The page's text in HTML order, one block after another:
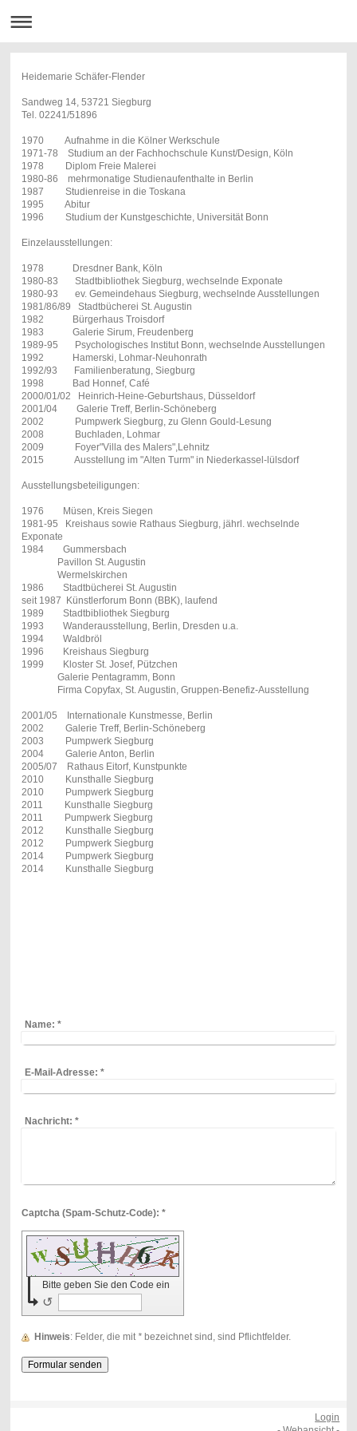
Heidemarie Schäfer-Flender
Sandweg 14, 53721 Siegburg
Tel. 02241/51896
1970 Aufnahme in die Kölner Werkschule
1971-78 Studium an der Fachhochschule Kunst/Design, Köln
1978 Diplom Freie Malerei
1980-86 mehrmonatige Studienaufenthalte in Berlin
1987 Studienreise in die Toskana
1995 Abitur
1996 Studium der Kunstgeschichte, Universität Bonn
Einzelausstellungen:
1978 Dresdner Bank, Köln
1980-83 Stadtbibliothek Siegburg, wechselnde Exponate
1980-93 ev. Gemeindehaus Siegburg, wechselnde Ausstellungen
1981/86/89 Stadtbücherei St. Augustin
1982 Bürgerhaus Troisdorf
1983 Galerie Sirum, Freudenberg
1989-95 Psychologisches Institut Bonn, wechselnde Ausstellungen
1992 Hamerski, Lohmar-Neuhonrath
1992/93 Familienberatung, Siegburg
1998 Bad Honnef, Café
2000/01/02 Heinrich-Heine-Geburtshaus, Düsseldorf
2001/04 Galerie Treff, Berlin-Schöneberg
2002 Pumpwerk Siegburg, zu Glenn Gould-Lesung
2008 Buchladen, Lohmar
2009 Foyer"Villa des Malers",Lehnitz
2015 Ausstellung im "Alten Turm" in Niederkassel-lülsdorf
Ausstellungsbeteiligungen:
1976 Müsen, Kreis Siegen
1981-95 Kreishaus sowie Rathaus Siegburg, jährl. wechselnde
Exponate
1984 Gummersbach
Pavillon St. Augustin
Wermelskirchen
1986 Stadtbücherei St. Augustin
seit 1987 Künstlerforum Bonn (BBK), laufend
1989 Stadtbibliothek Siegburg
1993 Wanderausstellung, Berlin, Dresden u.a.
1994 Waldbröl
1996 Kreishaus Siegburg
1999 Kloster St. Josef, Pützchen
Galerie Pentagramm, Bonn
Firma Copyfax, St. Augustin, Gruppen-Benefiz-Ausstellung
2001/05 Internationale Kunstmesse, Berlin
2002 Galerie Treff, Berlin-Schöneberg
2003 Pumpwerk Siegburg
2004 Galerie Anton, Berlin
2005/07 Rathaus Eitorf, Kunstpunkte
2010 Kunsthalle Siegburg
2010 Pumpwerk Siegburg
2011 Kunsthalle Siegburg
2011 Pumpwerk Siegburg
2012 Kunsthalle Siegburg
2012 Pumpwerk Siegburg
2014 Pumpwerk Siegburg
2014 Kunsthalle Siegburg
Name: *
E-Mail-Adresse: *
Nachricht: *
Captcha (Spam-Schutz-Code): *
Bitte geben Sie den Code ein
↺
Hinweis : Felder, die mit *bezeichnet sind, sind Pflichtfelder.
Login